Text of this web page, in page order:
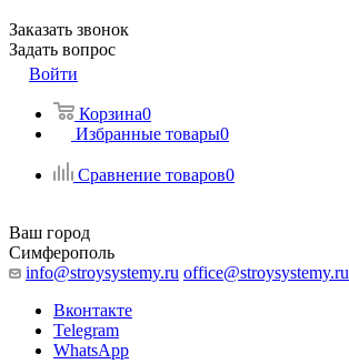
Заказать звонок
Задать вопрос
Войти
Корзина0
Избранные товары0
Сравнение товаров0
Ваш город
Симферополь
info@stroysystemy.ru office@stroysystemy.ru
Вконтакте
Telegram
WhatsApp